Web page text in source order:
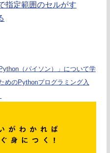
指定範囲のセルがす
（パイソン）」について学
めのPythonプログラミング入